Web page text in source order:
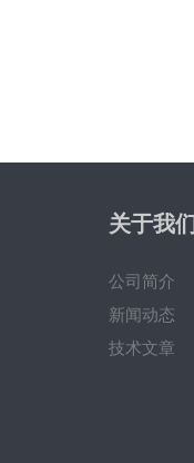
关于我们
公司简介
新闻动态
技术文章